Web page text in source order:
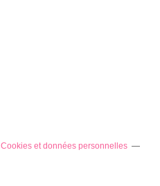
Cookies et données personnelles